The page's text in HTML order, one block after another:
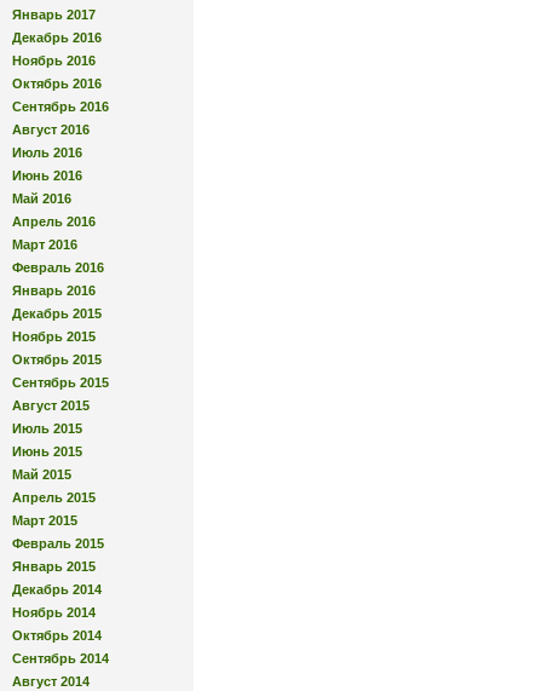
Январь 2017
Декабрь 2016
Ноябрь 2016
Октябрь 2016
Сентябрь 2016
Август 2016
Июль 2016
Июнь 2016
Май 2016
Апрель 2016
Март 2016
Февраль 2016
Январь 2016
Декабрь 2015
Ноябрь 2015
Октябрь 2015
Сентябрь 2015
Август 2015
Июль 2015
Июнь 2015
Май 2015
Апрель 2015
Март 2015
Февраль 2015
Январь 2015
Декабрь 2014
Ноябрь 2014
Октябрь 2014
Сентябрь 2014
Август 2014